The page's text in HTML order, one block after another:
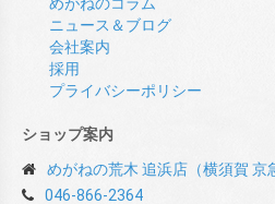
ニュース＆ブログ
会社案内
採用
プライバシーポリシー
ショップ案内
めがねの荒木 追浜店（横須賀 京
046-866-2364